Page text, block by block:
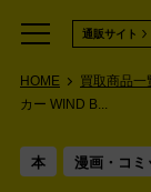
通販サイト
HOME 買取商品一
カー WIND B...
本 漫画・コミ